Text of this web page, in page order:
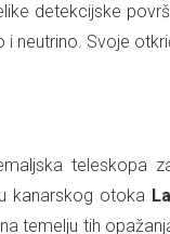
detekcijske
neutrino. Svoje
teleskopa
kanarskog otoka
temelju tih